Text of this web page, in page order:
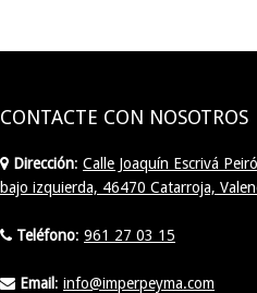
CONTACTE CON NOSOTROS
Dirección: Calle Joaquín Escrivá
bajo izquierda, 46470 Catarroja,
Teléfono: 961 27 03 15
Email : info@imperpeyma.com